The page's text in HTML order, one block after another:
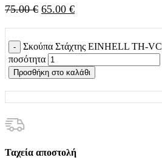
75.00€ 65.00 €
Σκούπα Στάχτης ΕΙΝΗΕLL TH-
ποσότητα
Προσθήκη στο καλάθι
Ταχεία αποστολή